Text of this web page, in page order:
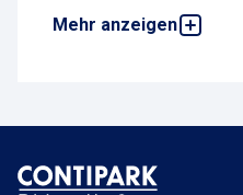
Mehr anzeigen
Parkhaus
Parkhaus